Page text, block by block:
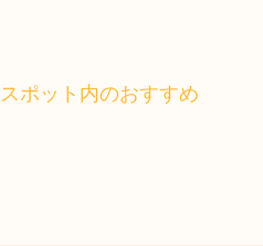
スポット内のおすすめ